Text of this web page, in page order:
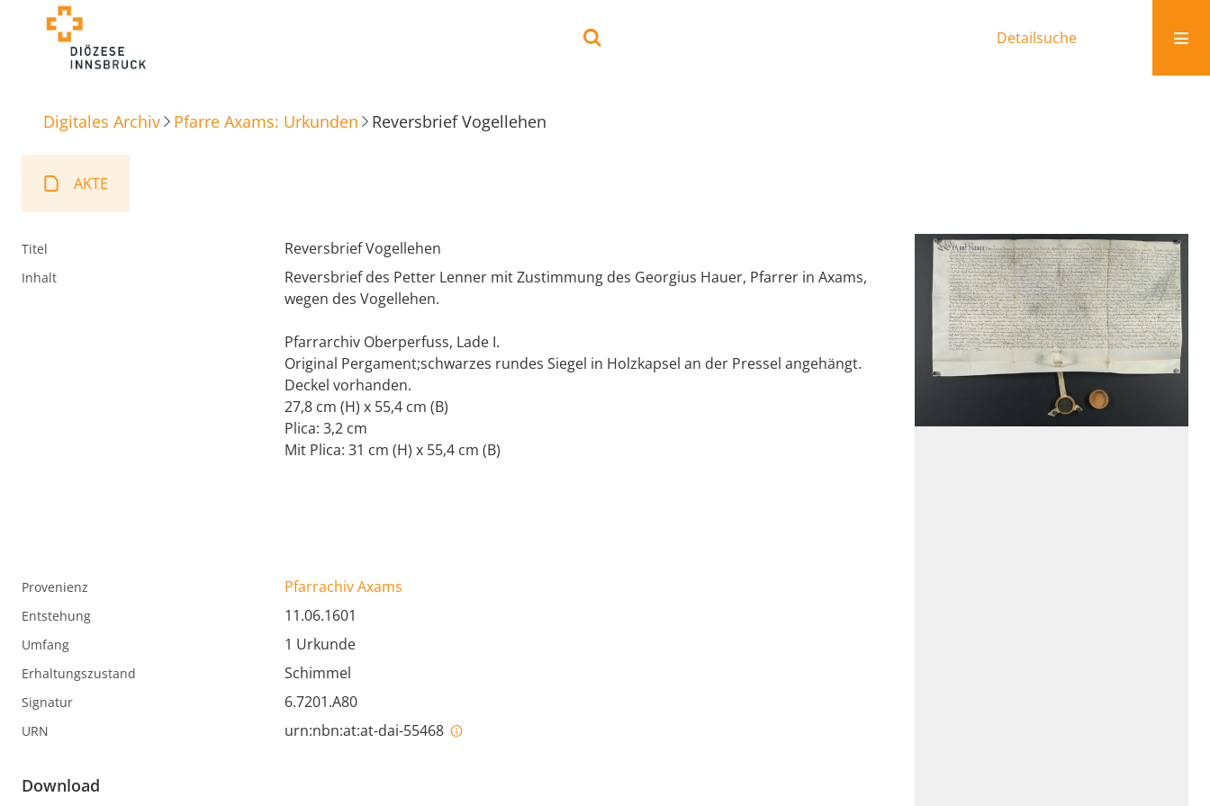
Detailsuche
Digitales Archiv Pfarre Axams: Urkunden Reversbrief Vogellehen
AKTE
Titel Reversbrief Vogellehen
Inhalt
Reversbrief des Petter Lenner mit Zustimmung des Georgius Hauer, Pfarrer in Axams,
wegen des Vogellehen.
Pfarrarchiv Oberperfuss, Lade I.
Original Pergament;schwarzes rundes Siegel in Holzkapsel an der Pressel angehängt.
Deckel vorhanden.
27,8 cm (H) x 55,4 cm (B)
Plica: 3,2 cm
Mit Plica: 31 cm (H) x 55,4 cm (B)
Provenienz Pfarrachiv Axams
Entstehung 11.06.1601
Umfang 1 Urkunde
Erhaltungszustand Schimmel
Signatur 6.7201.A80
URN urn:nbn:at:at-dai-55468
Download